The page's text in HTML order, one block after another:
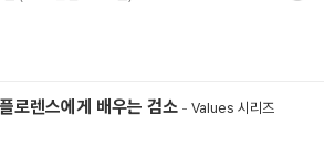
로렌스에게 배우는 검소 - Values 시리즈